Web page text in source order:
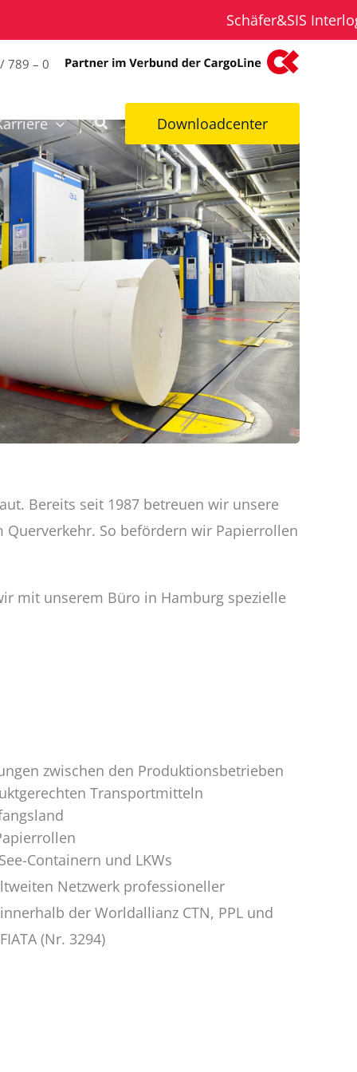
Schäfer&SIS
789 – 0
Downloadcenter
Bereits seit 1987 betreuen wir unsere
So befördern wir Papierrollen
mit unserem Büro in Hamburg spezielle
zwischen den Produktionsbetrieben
Transportmitteln
Containern und LKWs
Netzwerk professioneller
der Worldallianz CTN, PPL und
(Nr. 3294)